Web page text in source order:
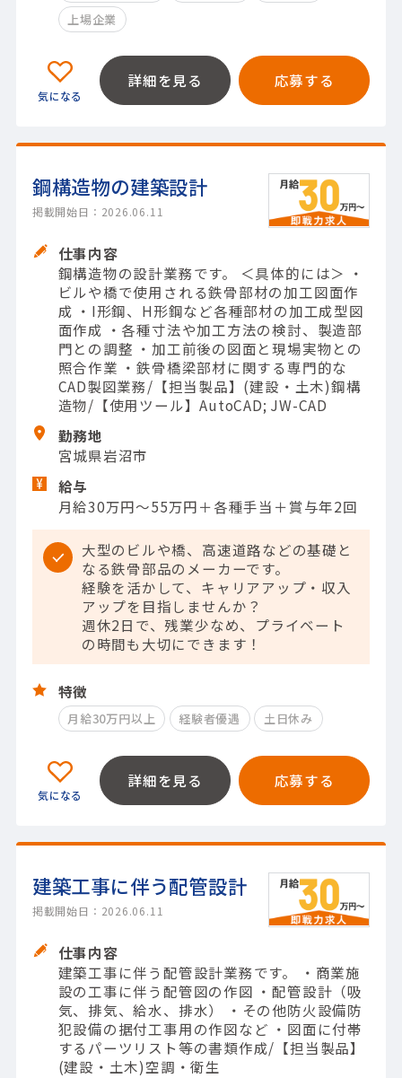
上場企業
詳細を見る 応募する
鋼構造物の建築設計
掲載開始日：2026.06.11
仕事内容
鋼構造物の設計業務です。 ＜具体的には＞ ・
ビルや橋で使用される鉄骨部材の加工図面作
成 ・I形鋼、H形鋼など各種部材の加工成型図
面作成 ・各種寸法や加工方法の検討、製造部
門との調整 ・加工前後の図面と現場実物との
照合作業 ・鉄骨橋梁部材に関する専門的な
CAD製図業務/【担当製品】(建設・土木)鋼構
造物/【使用ツール】AutoCAD; JW-CAD
勤務地
宮城県岩沼市
給与
月給30万円～55万円＋各種手当＋賞与年2回
大型のビルや橋、高速道路などの基礎と
なる鉄骨部品のメーカーです。
経験を活かして、キャリアアップ・収入
アップを目指しませんか？
週休2日で、残業少なめ、プライベート
の時間も大切にできます！
特徴
月給30万円以上 経験者優遇 土日休み
詳細を見る 応募する
建築工事に伴う配管設計
掲載開始日：2026.06.11
仕事内容
建築工事に伴う配管設計業務です。 ・商業施
設の工事に伴う配管図の作図 ・配管設計（吸
気、排気、給水、排水） ・その他防火設備防
犯設備の据付工事用の作図など ・図面に付帯
するパーツリスト等の書類作成/【担当製品】
(建設・土木)空調・衛生